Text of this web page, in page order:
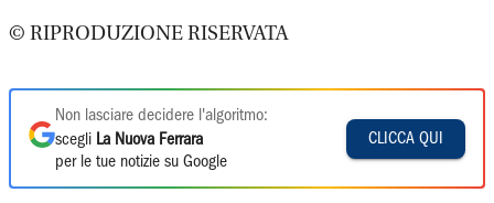
© RIPRODUZIONE RISERVATA
Non lasciare decidere l'algoritmo:
scegli La Nuova Ferrara
per le tue notizie su Google
CLICCA QUI